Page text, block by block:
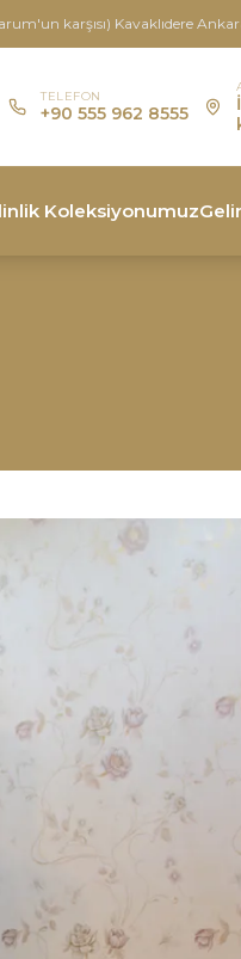
karşısı) Kavaklıdere
TELEFON
+90 555 962 8555
Koleksiyonumuz